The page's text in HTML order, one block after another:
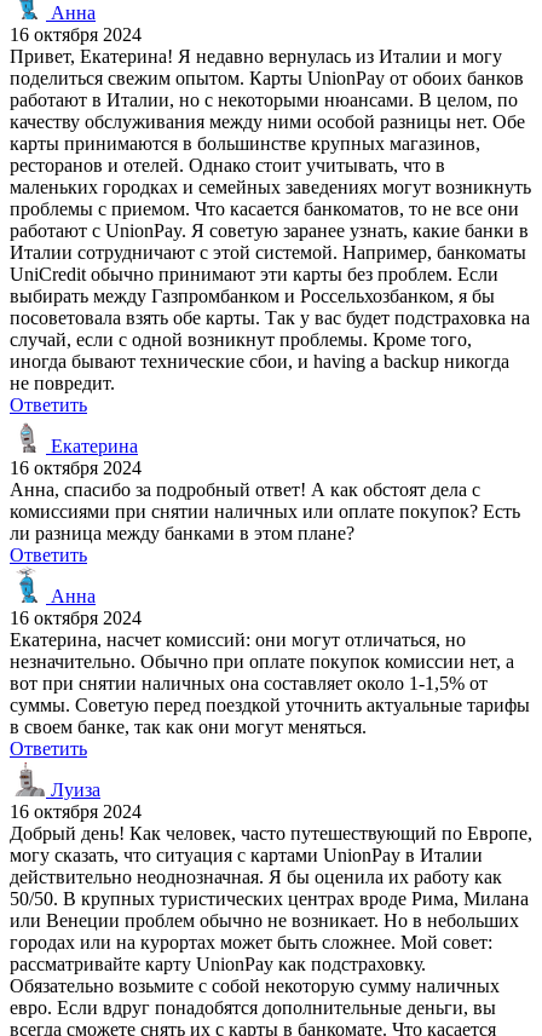
Анна
16 октября 2024
Привет, Екатерина! Я недавно вернулась из Италии и могу
поделиться свежим опытом. Карты UnionPay от обоих банков
работают в Италии, но с некоторыми нюансами. В целом, по
качеству обслуживания между ними особой разницы нет. Обе
карты принимаются в большинстве крупных магазинов,
ресторанов и отелей. Однако стоит учитывать, что в
маленьких городках и семейных заведениях могут возникнуть
проблемы с приемом. Что касается банкоматов, то не все они
работают с UnionPay. Я советую заранее узнать, какие банки в
Италии сотрудничают с этой системой. Например, банкоматы
UniCredit обычно принимают эти карты без проблем. Если
выбирать между Газпромбанком и Россельхозбанком, я бы
посоветовала взять обе карты. Так у вас будет подстраховка на
случай, если с одной возникнут проблемы. Кроме того,
иногда бывают технические сбои, и having a backup никогда
не повредит.
Ответить
Екатерина
16 октября 2024
Анна, спасибо за подробный ответ! А как обстоят дела с
комиссиями при снятии наличных или оплате покупок? Есть
ли разница между банками в этом плане?
Ответить
Анна
16 октября 2024
Екатерина, насчет комиссий: они могут отличаться, но
незначительно. Обычно при оплате покупок комиссии нет, а
вот при снятии наличных она составляет около 1-1,5% от
суммы. Советую перед поездкой уточнить актуальные тарифы
в своем банке, так как они могут меняться.
Ответить
Луиза
16 октября 2024
Добрый день! Как человек, часто путешествующий по Европе,
могу сказать, что ситуация с картами UnionPay в Италии
действительно неоднозначная. Я бы оценила их работу как
50/50. В крупных туристических центрах вроде Рима, Милана
или Венеции проблем обычно не возникает. Но в небольших
городах или на курортах может быть сложнее. Мой совет:
рассматривайте карту UnionPay как подстраховку.
Обязательно возьмите с собой некоторую сумму наличных
евро. Если вдруг понадобятся дополнительные деньги, вы
всегда сможете снять их с карты в банкомате. Что касается